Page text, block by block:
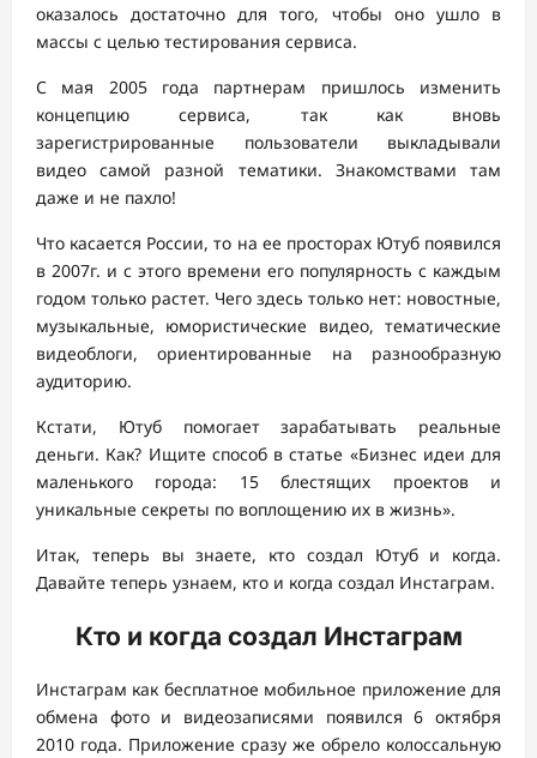
оказалось достаточно для того, чтобы оно ушло в
массы с целью тестирования сервиса.
С мая 2005 года партнерам пришлось изменить
концепцию сервиса, так как вновь
зарегистрированные пользователи выкладывали
видео самой разной тематики. Знакомствами там
даже и не пахло!
Что касается России, то на ее просторах Ютуб появился
в 2007г. и с этого времени его популярность с каждым
годом только растет. Чего здесь только нет: новостные,
музыкальные, юмористические видео, тематические
видеоблоги, ориентированные на разнообразную
аудиторию.
Кстати, Ютуб помогает зарабатывать реальные
деньги. Как? Ищите способ в статье «Бизнес идеи для
маленького города: 15 блестящих проектов и
уникальные секреты по воплощению их в жизнь».
Итак, теперь вы знаете, кто создал Ютуб и когда.
Давайте теперь узнаем, кто и когда создал Инстаграм.
Кто и когда создал Инстаграм
Инстаграм как бесплатное мобильное приложение для
обмена фото и видеозаписями появился 6 октября
2010 года. Приложение сразу же обрело колоссальную